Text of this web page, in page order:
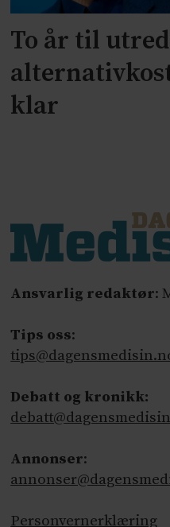
To år til
klar
Ansvarlig redaktør:
Tips oss:
Debatt og kronikk:
Annonser:
Personvernerklæring